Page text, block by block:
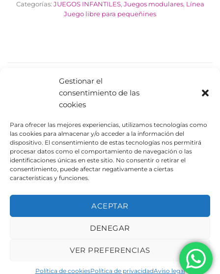
Gestionar el
consentimiento de las
cookies
Para ofrecer las mejores experiencias, utilizamos tecnologías como
las cookies para almacenar y/o acceder a la información del
dispositivo. El consentimiento de estas tecnologías nos permitirá
procesar datos como el comportamiento de navegación o las
identificaciones únicas en este sitio. No consentir o retirar el
consentimiento, puede afectar negativamente a ciertas
características y funciones.
ACEPTAR
DENEGAR
VER PREFERENCIAS
Política de cookiesPolítica de privacidadAviso legal
Categorías: JUEGOS INFANTILES, Juegos modulares, Línea
Juego libre para pequeñines
Urbeadapta, S.L. - Polígon el Pla, 29B
46290 Alcàsser, Valencia – ESPAÑA - B98943723